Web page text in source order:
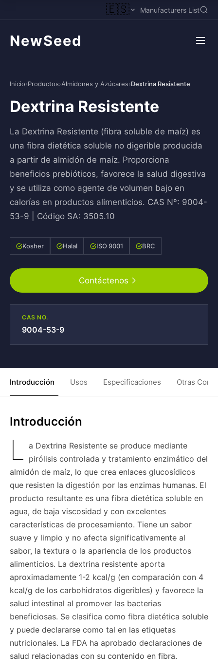
🇪🇸 Manufacturers List
NewSeed
Inicio›Productos›Almidones y Azúcares›Dextrina Resistente
Dextrina Resistente
La Dextrina Resistente (fibra soluble de maíz) es
una fibra dietética soluble no digerible producida
a partir de almidón de maíz. Proporciona
beneficios prebióticos, favorece la salud digestiva
y se utiliza como agente de volumen bajo en
calorías en productos alimenticios. CAS Nº: 9004-
53-9 | Código SA: 3505.10
Kosher Halal ISO 9001 BRC
Contáctenos
CAS NO.
9004-53-9
Introducción Usos Especificaciones Otras
Introducción
L a Dextrina Resistente se produce mediante
pirólisis controlada y tratamiento enzimático del
almidón de maíz, lo que crea enlaces glucosídicos
que resisten la digestión por las enzimas humanas. El
producto resultante es una fibra dietética soluble en
agua, de baja viscosidad y con excelentes
características de procesamiento. Tiene un sabor
suave y limpio y no afecta significativamente al
sabor, la textura o la apariencia de los productos
alimenticios. La dextrina resistente aporta
aproximadamente 1-2 kcal/g (en comparación con 4
kcal/g de los carbohidratos digeribles) y favorece la
salud intestinal al promover las bacterias
beneficiosas. Se clasifica como fibra dietética soluble
y puede declararse como tal en las etiquetas
nutricionales. La FDA ha aprobado declaraciones de
salud relacionadas con su contenido en fibra.